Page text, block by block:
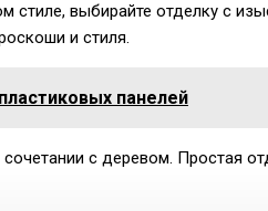
стиле, выбирайте отделку с
и стиля.
панелей
сочетании с деревом. Простая